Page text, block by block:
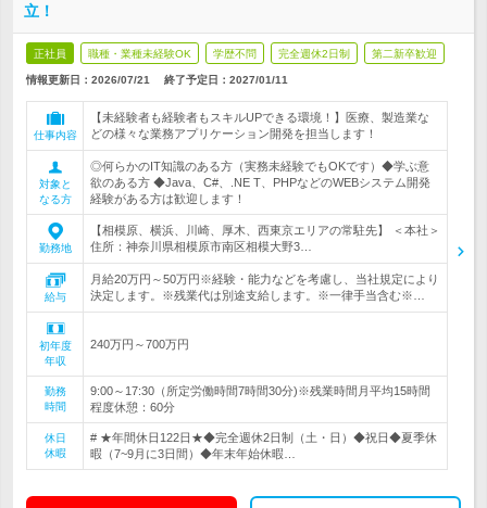
立！
正社員 職種・業種未経験OK 学歴不問 完全週休2日制 第二新卒歓迎
情報更新日：2026/07/21 終了予定日： 2027/01/11
仕事内容
【未経験者も経験者もスキルUPできる環境！】医療、製造業な
どの様々な業務アプリケーション開発を担当します！
対象と
なる方
◎何らかのIT知識のある方（実務未経験でもOKです）◆学ぶ意
欲のある方 ◆Java、C#、.NE T、PHPなどのWEBシステム開発
経験がある方は歓迎します！
勤務地
【相模原、横浜、川崎、厚木、西東京エリアの常駐先】 ＜本社＞
住所：神奈川県相模原市南区相模大野3…
給与
月給20万円～50万円※経験・能力などを考慮し、当社規定により
決定します。※残業代は別途支給します。※一律手当含む※…
初年度
年収
240万円～700万円
勤務
時間
9:00～17:30（所定労働時間7時間30分)※残業時間月平均15時間
程度休憩：60分
休日
休暇
# ★年間休日122日★◆完全週休2日制（土・日）◆祝日◆夏季休
暇（7~9月に3日間）◆年末年始休暇…